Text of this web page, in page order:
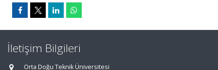
İletişim Bilgileri
Orta Doğu Teknik Üniversitesi